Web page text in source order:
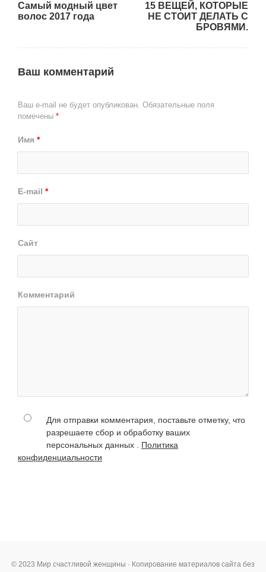
Самый модный цвет
волос 2017 года
15 ВЕЩЕЙ, КОТОРЫЕ
НЕ СТОИТ ДЕЛАТЬ С
БРОВЯМИ.
Ваш комментарий
Ваш e-mail не будет опубликован. Обязательные поля
помечены *
Имя *
E-mail *
Сайт
Комментарий
Для отправки комментария, поставьте отметку, что
разрешаете сбор и обработку ваших
персональных данных . Политика
конфиденциальности
© 2023 Мир счастливой женщины · Копирование материалов сайта без